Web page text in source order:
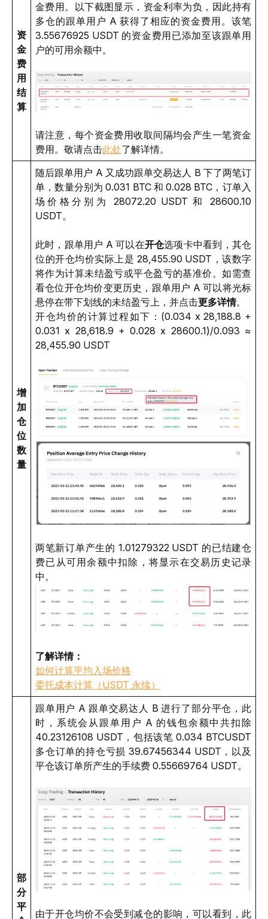
资
金
费
用
结
算
金费用。以下截图显示，资金利率为负，因此持有
多仓的跟单用户 A 获得了相应的资金费用。该笔
3.55676925 USDT 的资金费用已添加至该跟单用
户的可用余额中。
请注意，每个资金费用收取间隔均会产生一笔资金
费用。敬请点击此处了解详情。
增
加
仓
位
数
量
随后跟单用户 A 又成功跟单交易达人 B 下了两笔订
单，数量分别为 0.031 BTC 和 0.028 BTC，订单入
场价格分别为 28072.20 USDT 和 28600.10
USDT。
此时，跟单用户 A 可以在开仓选项卡中看到，其仓
位的开仓均价实际上是 28,455.90 USDT，该数字
将作为计算未结盈亏或平仓盈亏的基准价。如需查
看仓位开仓均价变更历史，跟单用户 A 可以将光标
悬停在带下划线的未结盈亏上，并点击更多详情。
开仓均价的计算过程如下： (0.034 x 28,188.8 +
0.031 x 28,618.9 + 0.028 x 28600.1)/0.093 ≈
28,455.90 USDT
两笔新订单产生的 1.01279322 USDT 的已结建仓
费已从可用余额中扣除，将显示在交易历史记录
中。
了解详情：
如何计算平均入场价格
委托成本计算（USDT 永续）
部
分
平
跟单用户 A 跟单交易达人 B 进行了部分平仓，此
时，系统会从跟单用户 A 的钱包余额中共扣除
40.23126108 USDT，包括该笔 0.034 BTCUSDT
多仓订单的持仓亏损 39.67456344 USDT，以及
平仓该订单所产生的手续费 0.55669764 USDT。
由于开仓均价不会受到减仓的影响，可以看到，此